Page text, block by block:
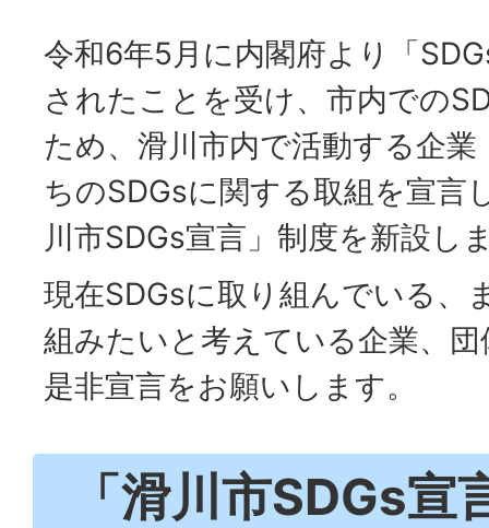
令和6年5月に内閣府より「
されたことを受け、市内での
ため、滑川市内で活動する企
ちのSDGsに関する取組を宣言
川市SDGs宣言」制度を新設し
現在SDGsに取り組んでいる、
組みたいと考えている企業、
是非宣言をお願いします。
「滑川市SDGs